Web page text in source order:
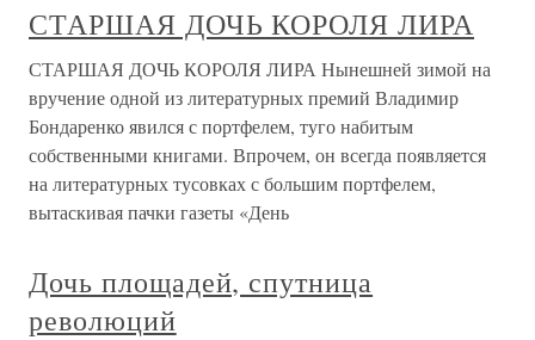
СТАРШАЯ ДОЧЬ КОРОЛЯ ЛИРА
СТАРШАЯ ДОЧЬ КОРОЛЯ ЛИРА Нынешней зимой на
вручение одной из литературных премий Владимир
Бондаренко явился с портфелем, туго набитым
собственными книгами. Впрочем, он всегда появляется
на литературных тусовках с большим портфелем,
вытаскивая пачки газеты «День
Дочь площадей, спутница
революций